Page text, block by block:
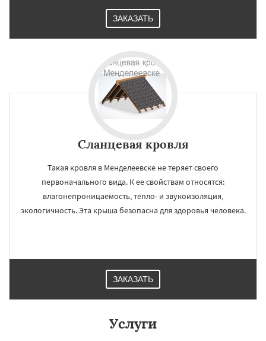
ЗАКАЗАТЬ
Сланцевая кровля
Такая кровля в Менделеевске не теряет своего
первоначального вида. К ее свойствам относятся:
влагонепроницаемость, тепло- и звукоизоляция,
экологичность. Эта крыша безопасна для здоровья человека.
ЗАКАЗАТЬ
Услуги